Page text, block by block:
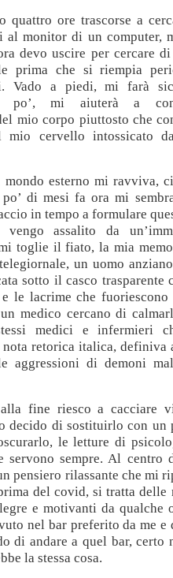
quattro ore trascorse a
al monitor di un computer,
devo uscire per cercare
prima che si riempia
Vado a piedi, mi farà
po’, mi aiuterà a
mio corpo piuttosto che
mio cervello intossicato
mondo esterno mi ravviva,
di mesi fa ora mi
in tempo a formulare
vengo assalito da
toglie il fiato, la mia
un uomo
sotto il casco trasparente
le lacrime che fuoriescono
medico cercano di
medici e infermieri
nota retorica italica, definiva
aggressioni di demoni
alla fine riesco a cacciare
decido di sostituirlo con un
le letture di
servono sempre. Al centro
pensiero rilassante che mi
del covid, si tratta
e motivanti da qualche
nel bar preferito da me e
di andare a quel bar, certo
la stessa cosa.